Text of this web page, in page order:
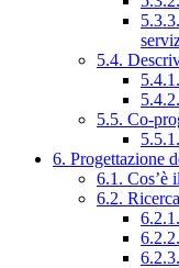
5.4.
5.5. Co-
6. Progettazione
6.1. Cos’è
6.2.